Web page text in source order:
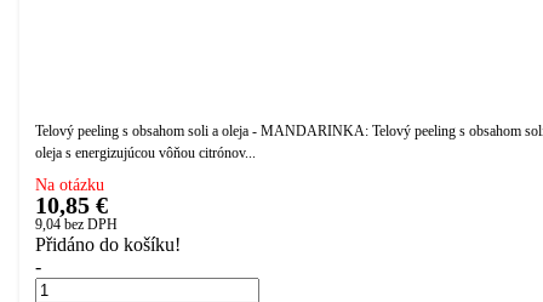
Telový peeling s obsahom soli a oleja - MANDARINKA: Telový peeling s obsahom
oleja s energizujúcou vôňou citrónov...
Na otázku
10,85 €
9,04 bez DPH
Přidáno do košíku!
-